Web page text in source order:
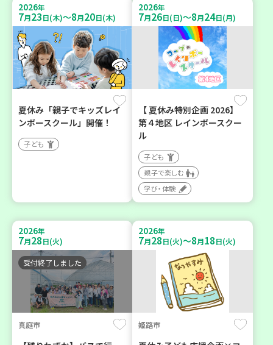
2026年
7月23日(木)～8月20日(木)
夏休み「親子でキッズレイ
ンボースクール」開催！
子ども
2026年
7月26日(日)～8月24日(月)
【 夏休み特別企画 2026】
第４地区 レインボースクー
ル
子ども
親子で楽しむ
学び・体験
2026年
7月28日(火)
受付終了しました
真庭市
2026年
7月28日(火)～8月18日(火)
姫路市